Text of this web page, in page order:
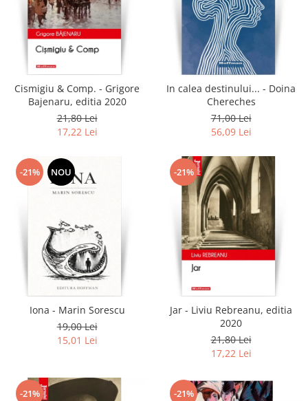
Publicistica / Reportaje / Interviuri
Stiinte umaniste
Istorie
Sociologie si filozofie
Cismigiu & Comp. - Grigore
Bajenaru, editia 2020
21,80 Lei
17,22 Lei
In calea destinului... - Doina
Chereches
71,00 Lei
56,09 Lei
-21% NOU
Iona - Marin Sorescu
19,00 Lei
15,01 Lei
-21%
Jar - Liviu Rebreanu, editia
2020
21,80 Lei
17,22 Lei
-21% -21%